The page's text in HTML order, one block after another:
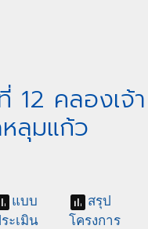
12 คลองเจ้า
ลุมแก้ว
แบบ
ะเมิน
assessment สรุป
โครงการ